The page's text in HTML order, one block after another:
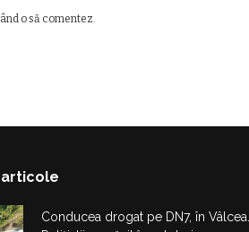
o să comentez.
Conducea drogat pe DN7, în Vâlcea.